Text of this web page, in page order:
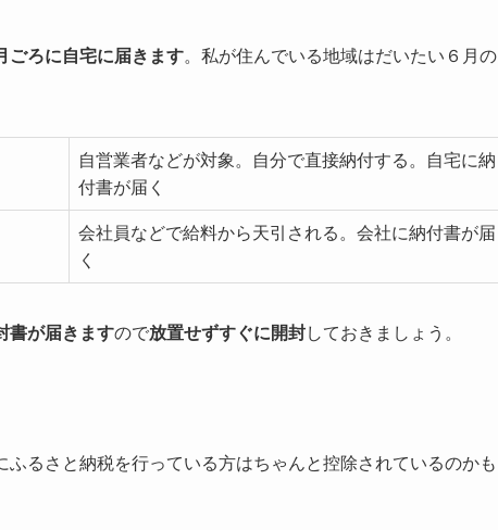
ごろに自宅に届きます。私が住んでいる地域はだいたい６月の
自営業者などが対象。自分で直接納付する。自宅に納
付書が届く
会社員などで給料から天引される。会社に納付書が届
く
書が届きますので放置せずすぐに開封しておきましょう。
るさと納税を行っている方はちゃんと控除されているのかも